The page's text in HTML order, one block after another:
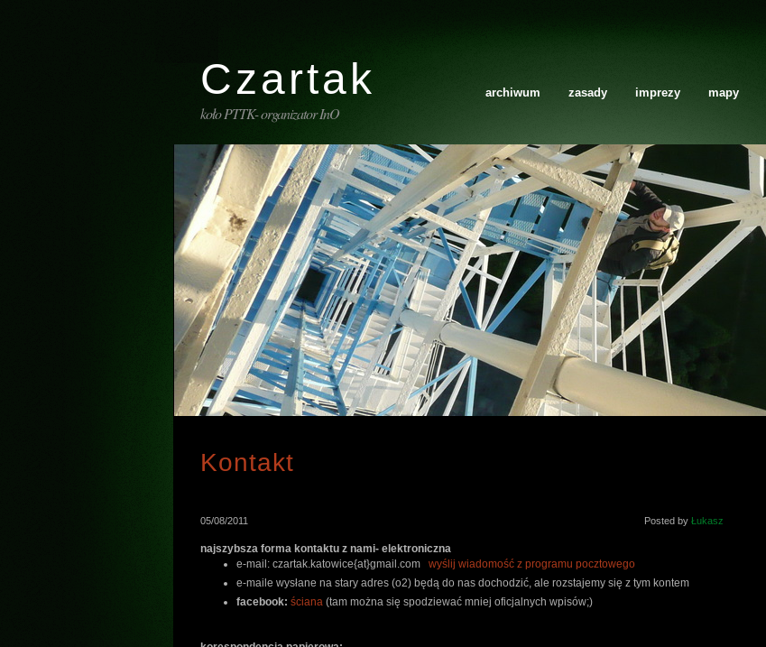
Czartak
koło PTTK- organizator InO
archiwum zasady imprezy mapy
Kontakt
05/08/2011 Posted by Łukasz
najszybsza forma kontaktu z nami- elektroniczna
e-mail: czartak.katowice{at}gmail.com
wyślij wiadomość z programu pocztowego
e-maile wysłane na stary adres (o2) będą do nas dochodzić, ale rozstajemy się z tym kontem
facebook: ściana (tam można się spodziewać mniej oficjalnych wpisów;)